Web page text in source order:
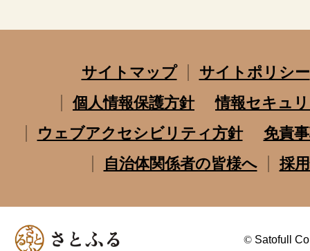
サイトマップ
サイトポリシー
個人情報保護方針
情報セキュ
ウェブアクセシビリティ方針
免責
自治体関係者の皆様へ
採
© Satofull